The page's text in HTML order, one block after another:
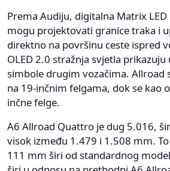
Prema Audiju, digitalna Matrix
mogu projektovati granice traka i
direktno na površinu ceste ispred
OLED 2.0 stražnja svjetla
simbole drugim vozačima. Allroad
na 19-inčnim felgama, dok se kao
inčne felge.
A6 Allroad Quattro je dug 5.016,
visok između 1.479 i 1.508 mm.
111 mm širi od standardnog